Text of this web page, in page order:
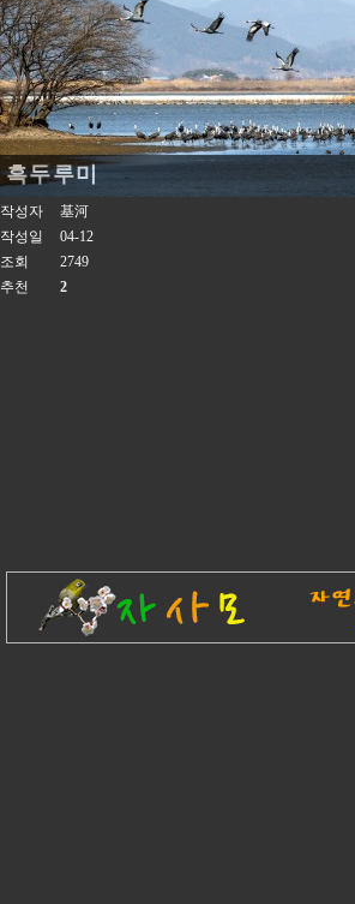
흑두루미
작성자
基河
작성일
04-12
조회
2749
추천
2